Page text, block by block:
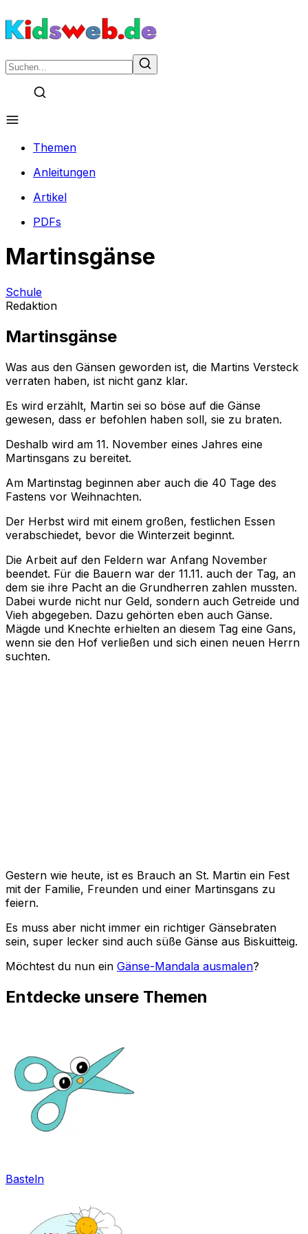
Themen
Anleitungen
Artikel
PDFs
Martinsgänse
Schule
Redaktion
Martinsgänse
Was aus den Gänsen geworden ist, die Martins Versteck
verraten haben, ist nicht ganz klar.
Es wird erzählt, Martin sei so böse auf die Gänse
gewesen, dass er befohlen haben soll, sie zu braten.
Deshalb wird am 11. November eines Jahres eine
Martinsgans zu bereitet.
Am Martinstag beginnen aber auch die 40 Tage des
Fastens vor Weihnachten.
Der Herbst wird mit einem großen, festlichen Essen
verabschiedet, bevor die Winterzeit beginnt.
Die Arbeit auf den Feldern war Anfang November
beendet. Für die Bauern war der 11.11. auch der Tag, an
dem sie ihre Pacht an die Grundherren zahlen mussten.
Dabei wurde nicht nur Geld, sondern auch Getreide und
Vieh abgegeben. Dazu gehörten eben auch Gänse.
Mägde und Knechte erhielten an diesem Tag eine Gans,
wenn sie den Hof verließen und sich einen neuen Herrn
suchten.
Gestern wie heute, ist es Brauch an St. Martin ein Fest
mit der Familie, Freunden und einer Martinsgans zu
feiern.
Es muss aber nicht immer ein richtiger Gänsebraten
sein, super lecker sind auch süße Gänse aus Biskuitteig.
Möchtest du nun ein Gänse-Mandala ausmalen?
Entdecke unsere Themen
Basteln